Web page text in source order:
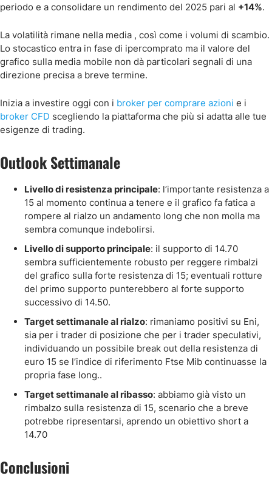
periodo e a consolidare un rendimento del 2025 pari al +14%.
La volatilità rimane nella media , così come i volumi di scambio.
Lo stocastico entra in fase di ipercomprato ma il valore del
grafico sulla media mobile non dà particolari segnali di una
direzione precisa a breve termine.
Inizia a investire oggi con i broker per comprare azioni e i
broker CFD scegliendo la piattaforma che più si adatta alle tue
esigenze di trading.
Outlook Settimanale
Livello di resistenza principale: l’importante resistenza a
15 al momento continua a tenere e il grafico fa fatica a
rompere al rialzo un andamento long che non molla ma
sembra comunque indebolirsi.
Livello di supporto principale: il supporto di 14.70
sembra sufficientemente robusto per reggere rimbalzi
del grafico sulla forte resistenza di 15; eventuali rotture
del primo supporto punterebbero al forte supporto
successivo di 14.50.
Target settimanale al rialzo: rimaniamo positivi su Eni,
sia per i trader di posizione che per i trader speculativi,
individuando un possibile break out della resistenza di
euro 15 se l’indice di riferimento Ftse Mib continuasse la
propria fase long..
Target settimanale al ribasso: abbiamo già visto un
rimbalzo sulla resistenza di 15, scenario che a breve
potrebbe ripresentarsi, aprendo un obiettivo short a
14.70
Conclusioni